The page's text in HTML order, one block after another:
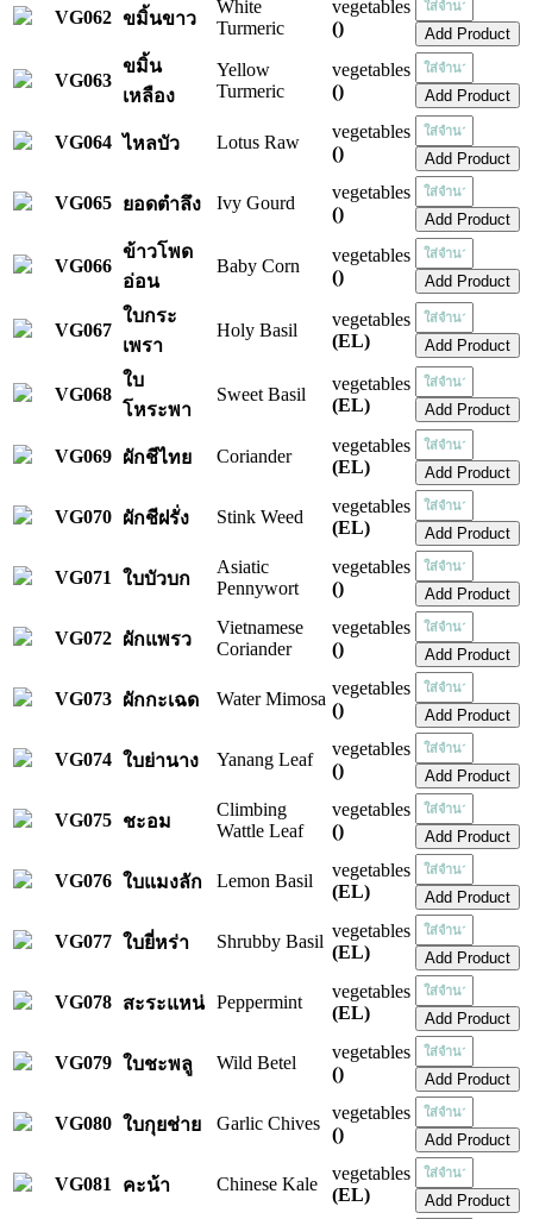
VG062 ขมิ้นขาว
White
Turmeric
vegetables
()
VG063
ขมิ้น
เหลือง
Yellow
Turmeric
vegetables
()
VG064 ไหลบัว Lotus Raw
vegetables
()
VG065 ยอดตำลึง Ivy Gourd
vegetables
()
VG066
ข้าวโพด
อ่อน
Baby Corn
vegetables
()
VG067
ใบกระ
เพรา
Holy Basil
vegetables
(EL)
VG068
ใบ
โหระพา
Sweet Basil
vegetables
(EL)
VG069 ผักชีไทย Coriander
vegetables
(EL)
VG070 ผักชีฝรั่ง Stink Weed
vegetables
(EL)
VG071 ใบบัวบก
Asiatic
Pennywort
vegetables
()
VG072 ผักแพรว
Vietnamese
Coriander
vegetables
()
VG073 ผักกะเฉด Water Mimosa
vegetables
()
VG074 ใบย่านาง Yanang Leaf
vegetables
()
VG075 ชะอม
Climbing
Wattle Leaf
vegetables
()
VG076 ใบแมงลัก Lemon Basil
vegetables
(EL)
VG077 ใบยี่หร่า Shrubby Basil
vegetables
(EL)
VG078 สะระแหน่ Peppermint
vegetables
(EL)
VG079 ใบชะพลู Wild Betel
vegetables
()
VG080 ใบกุยช่าย Garlic Chives
vegetables
()
VG081 คะน้า Chinese Kale
vegetables
(EL)